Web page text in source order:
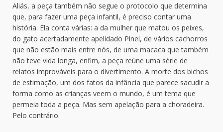
Aliás, a peça também não segue o protocolo que determina
que, para fazer uma peça infantil, é preciso contar uma
história. Ela conta várias: a da mulher que matou os peixes,
do gato acertadamente apelidado Pinel, de vários cachorros
que não estão mais entre nós, de uma macaca que também
não teve vida longa, enfim, a peça reúne uma série de
relatos improváveis para o divertimento. A morte dos bichos
de estimação, um dos fatos da infância que parece sacudir a
forma como as crianças veem o mundo, é um tema que
permeia toda a peça. Mas sem apelação para a choradeira.
Pelo contrário.